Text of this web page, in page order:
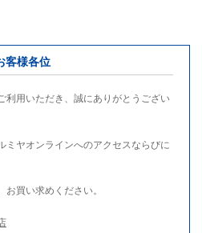
客様各位
利用いただき、誠にありがとうござい
ミヤオンラインへのアクセスならびに
買い求めください。